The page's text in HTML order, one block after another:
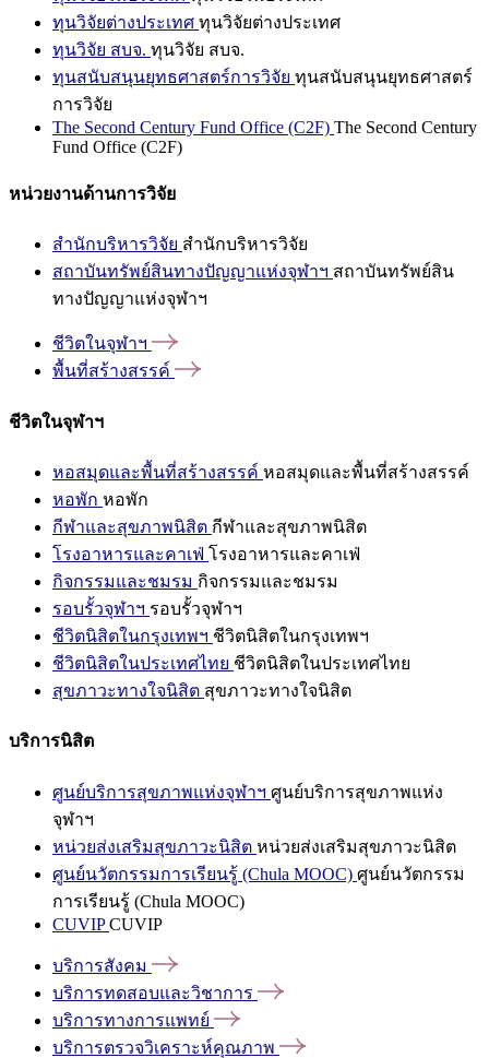
ทุนวิจัยต่างประเทศ ทุนวิจัยต่างประเทศ
ทุนวิจัย สบจ. ทุนวิจัย สบจ.
ทุนสนับสนุนยุทธศาสตร์การวิจัย ทุนสนับสนุนยุทธศาสตร์
การวิจัย
The Second Century Fund Office (C2F) The Second Century
Fund Office (C2F)
หน่วยงานด้านการวิจัย
สำนักบริหารวิจัย สำนักบริหารวิจัย
สถาบันทรัพย์สินทางปัญญาแห่งจุฬาฯ สถาบันทรัพย์สิน
ทางปัญญาแห่งจุฬาฯ
ชีวิตในจุฬาฯ
พื้นที่สร้างสรรค์
ชีวิตในจุฬาฯ
หอสมุดและพื้นที่สร้างสรรค์ หอสมุดและพื้นที่สร้างสรรค์
หอพัก หอพัก
กีฬาและสุขภาพนิสิต กีฬาและสุขภาพนิสิต
โรงอาหารและคาเฟ่ โรงอาหารและคาเฟ่
กิจกรรมและชมรม กิจกรรมและชมรม
รอบรั้วจุฬาฯ รอบรั้วจุฬาฯ
ชีวิตนิสิตในกรุงเทพฯ ชีวิตนิสิตในกรุงเทพฯ
ชีวิตนิสิตในประเทศไทย ชีวิตนิสิตในประเทศไทย
สุขภาวะทางใจนิสิต สุขภาวะทางใจนิสิต
บริการนิสิต
ศูนย์บริการสุขภาพแห่งจุฬาฯ ศูนย์บริการสุขภาพแห่ง
จุฬาฯ
หน่วยส่งเสริมสุขภาวะนิสิต หน่วยส่งเสริมสุขภาวะนิสิต
ศูนย์นวัตกรรมการเรียนรู้ (Chula MOOC) ศูนย์นวัตกรรม
การเรียนรู้ (Chula MOOC)
CUVIPCUVIP
บริการสังคม
บริการทดสอบและวิชาการ
บริการทางการแพทย์
บริการตรวจวิเคราะห์คุณภาพ